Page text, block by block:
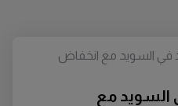
السويد مع
في السويد مع انخفاض